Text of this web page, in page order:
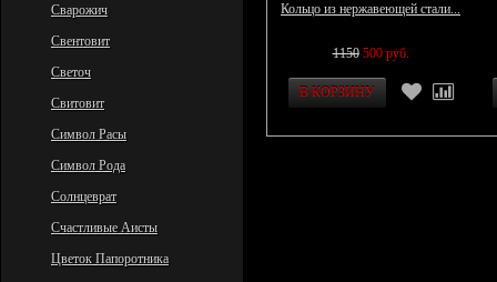
Сварожич
Свентовит
Светоч
Свитовит
Символ Расы
Символ Рода
Солнцеврат
Счастливые Аисты
Цветок Папоротника
Кольцо из нержавеющей стали...
1150 500 руб.